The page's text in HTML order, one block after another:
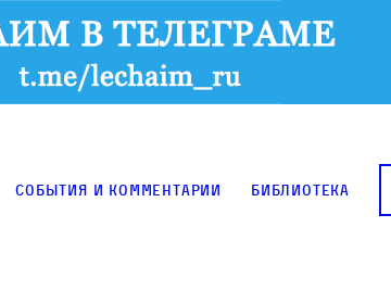
События и комментарии Библиотека